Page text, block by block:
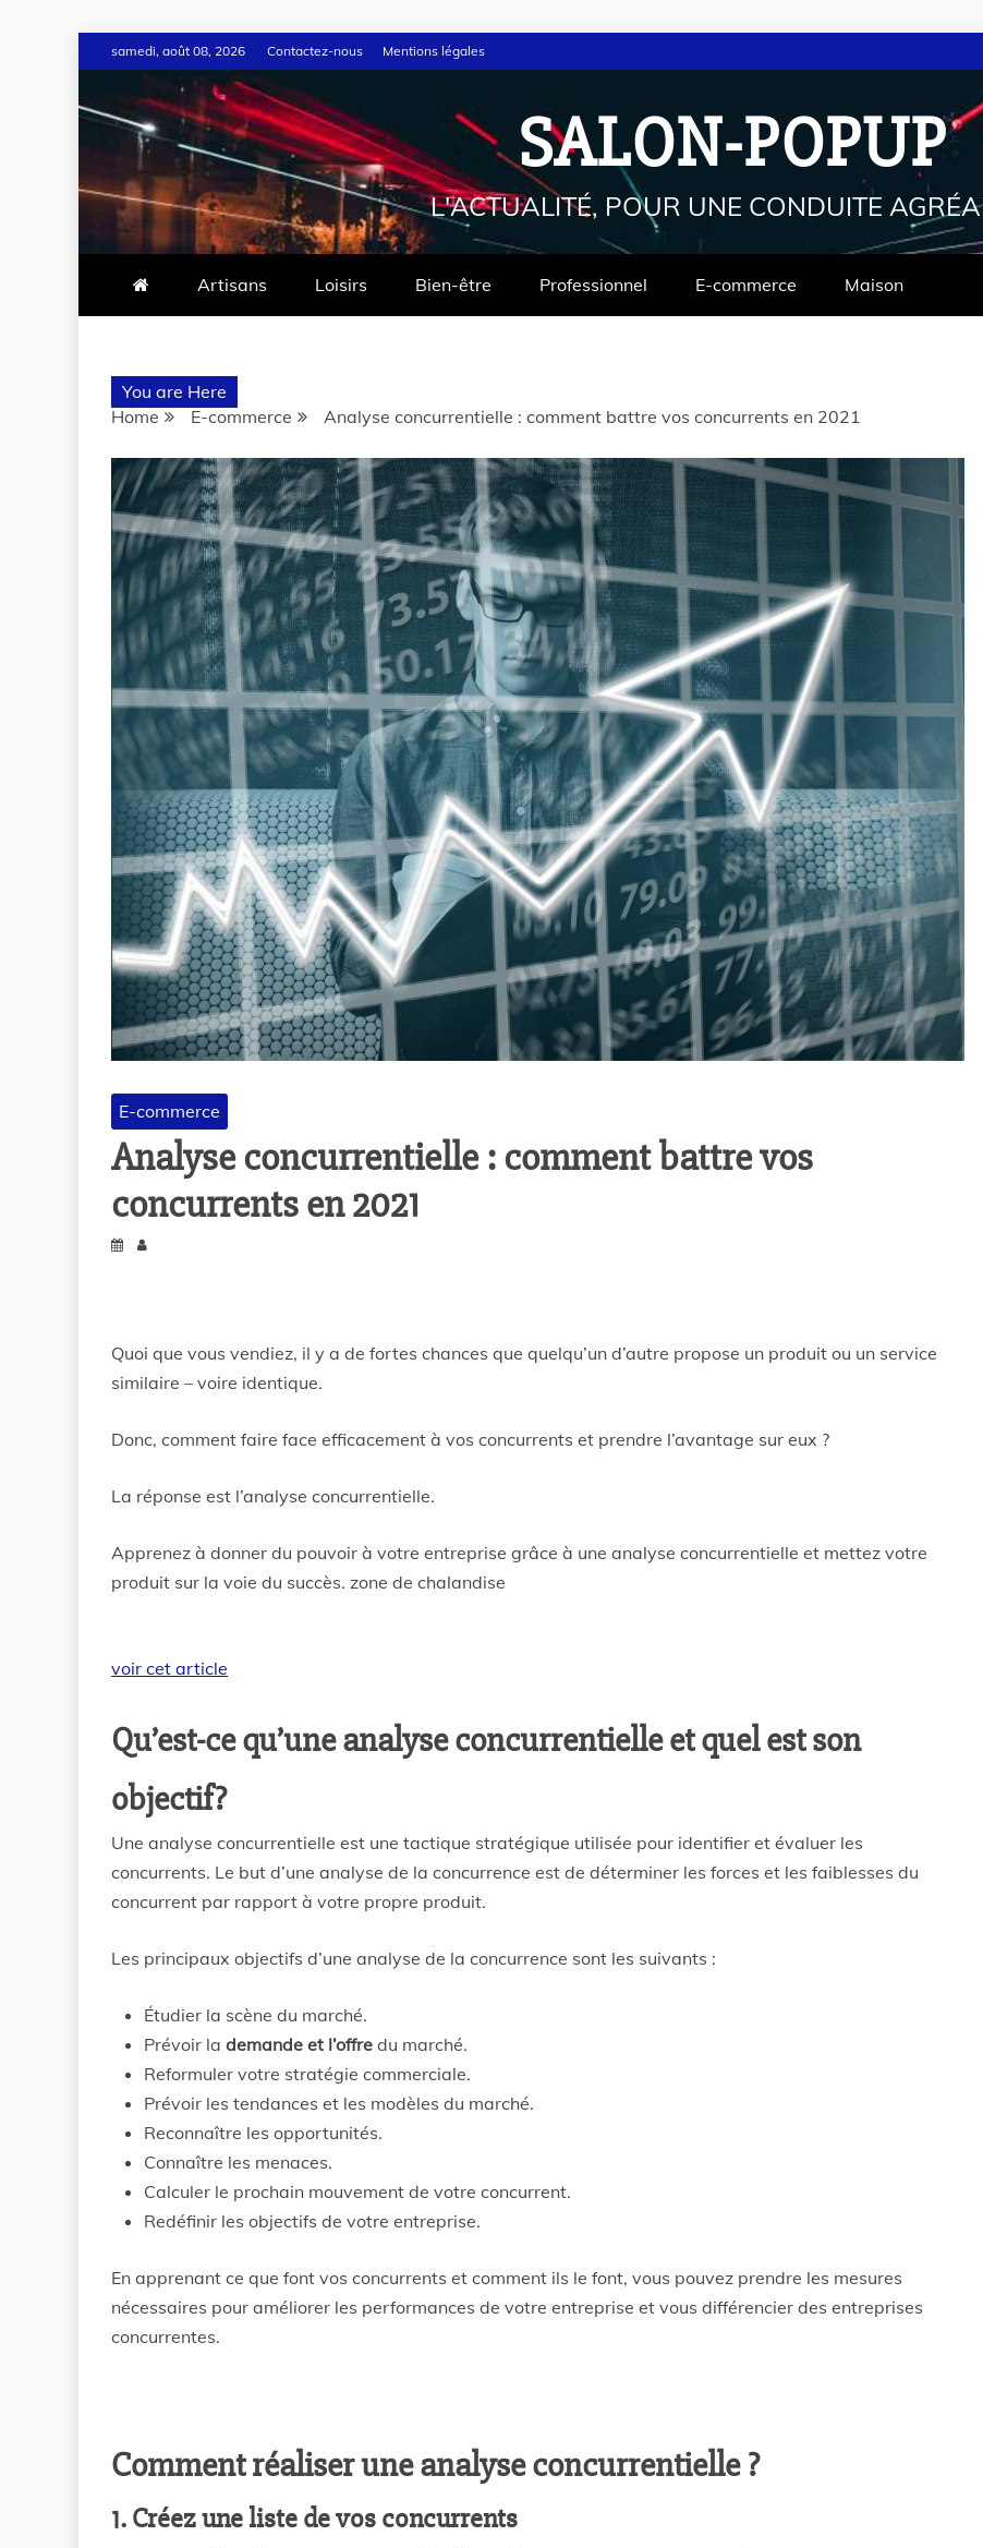
samedi, août 08, 2026 Contactez-nous Mentions légales
SALON-POPUP
L'ACTUALITÉ, POUR UNE CONDUITE
Artisans Loisirs Bien-être Professionnel E-commerce Maison
You are Here
Home
E-commerce Analyse concurrentielle : comment battre vos concurrents en 2021
E-commerce
Analyse concurrentielle : comment battre vos
concurrents en 2021
Quoi que vous vendiez, il y a de fortes chances que quelqu’un d’autre propose un produit ou un service
similaire – voire identique.
Donc, comment faire face efficacement à vos concurrents et prendre l’avantage sur eux ?
La réponse est l’analyse concurrentielle.
Apprenez à donner du pouvoir à votre entreprise grâce à une analyse concurrentielle et mettez votre
produit sur la voie du succès. zone de chalandise
voir cet article
Qu’est-ce qu’une analyse concurrentielle et quel est son
objectif?
Une analyse concurrentielle est une tactique stratégique utilisée pour identifier et évaluer les
concurrents. Le but d’une analyse de la concurrence est de déterminer les forces et les faiblesses du
concurrent par rapport à votre propre produit.
Les principaux objectifs d’une analyse de la concurrence sont les suivants :
Étudier la scène du marché.
Prévoir la demande et l’offre du marché.
Reformuler votre stratégie commerciale.
Prévoir les tendances et les modèles du marché.
Reconnaître les opportunités.
Connaître les menaces.
Calculer le prochain mouvement de votre concurrent.
Redéfinir les objectifs de votre entreprise.
En apprenant ce que font vos concurrents et comment ils le font, vous pouvez prendre les mesures
nécessaires pour améliorer les performances de votre entreprise et vous différencier des entreprises
concurrentes.
Comment réaliser une analyse concurrentielle ?
1. Créez une liste de vos concurrents